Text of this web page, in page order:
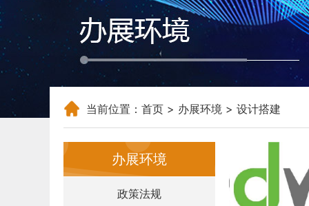
当前位置： 首页 > 办展环境 > 设计搭建
办展环境
政策法规